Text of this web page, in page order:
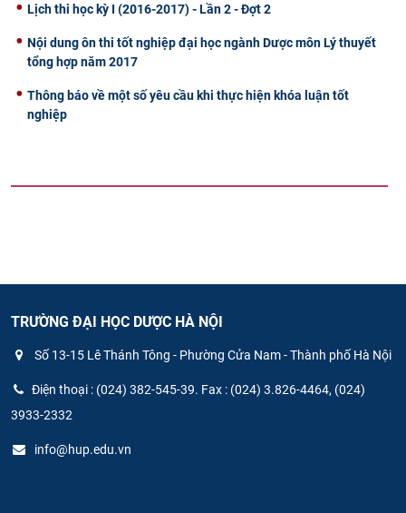
Lịch thi học kỳ I (2016-2017) - Lần 2 - Đợt 2
Nội dung ôn thi tốt nghiệp đại học ngành Dược môn Lý thuyết
tổng hợp năm 2017
Thông báo về một số yêu cầu khi thực hiện khóa luận tốt
nghiệp
TRƯỜNG ĐẠI HỌC DƯỢC HÀ NỘI
Số 13-15 Lê Thánh Tông - Phường Cửa Nam - Thành phố Hà Nội
Điện thoại : (024) 382-545-39. Fax : (024) 3.826-4464, (024)
3933-2332
info@hup.edu.vn